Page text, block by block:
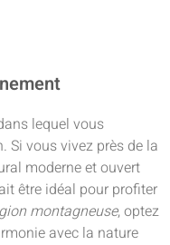
lequel vous
Si vous vivez près de la
moderne et ouvert
être idéal pour profiter
montagneuse, optez
avec la nature